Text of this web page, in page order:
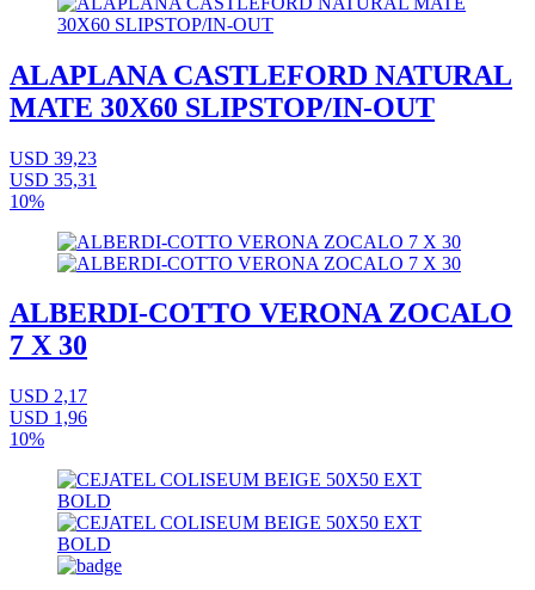
ALAPLANA CASTLEFORD NATURAL
MATE 30X60 SLIPSTOP/IN-OUT
USD 39,23
USD 35,31
10%
ALBERDI-COTTO VERONA ZOCALO
7 X 30
USD 2,17
USD 1,96
10%